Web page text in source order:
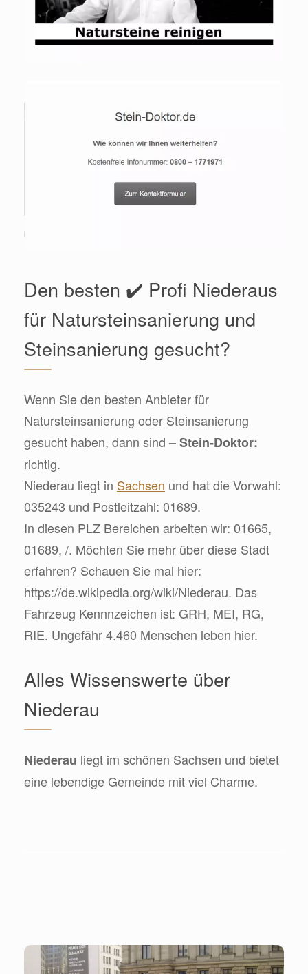
Den besten ✔️ Profi Niederaus
für Natursteinsanierung und
Steinsanierung gesucht?
Wenn Sie den besten Anbieter für
Natursteinsanierung oder Steinsanierung
gesucht haben, dann sind– Stein-Doktor:
richtig.
Niederau liegt in Sachsen und hat die Vorwahl:
035243 und Postleitzahl: 01689.
In diesen PLZ Bereichen arbeiten wir: 01665,
01689, /. Möchten Sie mehr über diese Stadt
erfahren? Schauen Sie mal hier:
https://de.wikipedia.org/wiki/Niederau. Das
Fahrzeug Kennnzeichen ist: GRH, MEI, RG,
RIE. Ungefähr 4.460 Menschen leben hier.
Alles Wissenswerte über
Niederau
Niederau liegt im schönen Sachsen und bietet
eine lebendige Gemeinde mit viel Charme.